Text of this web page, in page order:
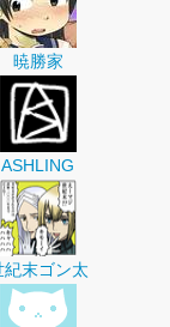
暁勝家
ASHLING
紀末ゴン太